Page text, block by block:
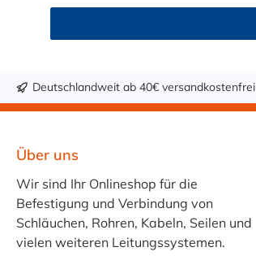
Deutschlandweit ab 40€ versandkostenfrei
Über uns
Wir sind Ihr Onlineshop für die
Befestigung und Verbindung von
Schläuchen, Rohren, Kabeln, Seilen und
vielen weiteren Leitungssystemen.